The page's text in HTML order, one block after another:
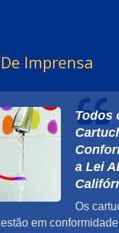
Imprensa
Todos
a Lei
Os
em